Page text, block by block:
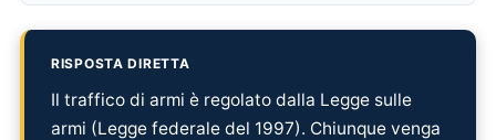
RISPOSTA DIRETTA
Il traffico di armi è regolato dalla Legge sulle
armi (Legge federale del 1997). Chiunque venga